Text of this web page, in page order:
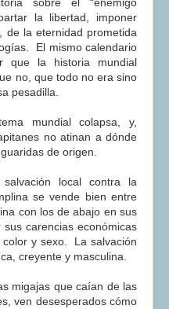
la libertad, imponer
de la eternidad prometida
El mismo calendario
que la historia mundial
no, que todo no era sino
pesadilla.
mundial colapsa, y,
no atinan a dónde
de origen.
local contra la
se vende bien entre
con los de abajo en sus
carencias económicas
y sexo. La salvación
creyente y masculina.
migajas que caían de las
ven desesperados cómo